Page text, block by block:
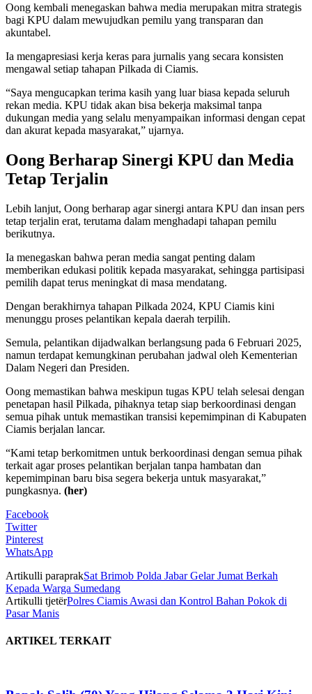
Oong kembali menegaskan bahwa media merupakan mitra strategis
bagi KPU dalam mewujudkan pemilu yang transparan dan
akuntabel.
Ia mengapresiasi kerja keras para jurnalis yang secara konsisten
mengawal setiap tahapan Pilkada di Ciamis.
“Saya mengucapkan terima kasih yang luar biasa kepada seluruh
rekan media. KPU tidak akan bisa bekerja maksimal tanpa
dukungan media yang selalu menyampaikan informasi dengan cepat
dan akurat kepada masyarakat,” ujarnya.
Oong Berharap Sinergi KPU dan Media
Tetap Terjalin
Lebih lanjut, Oong berharap agar sinergi antara KPU dan insan pers
tetap terjalin erat, terutama dalam menghadapi tahapan pemilu
berikutnya.
Ia menegaskan bahwa peran media sangat penting dalam
memberikan edukasi politik kepada masyarakat, sehingga partisipasi
pemilih dapat terus meningkat di masa mendatang.
Dengan berakhirnya tahapan Pilkada 2024, KPU Ciamis kini
menunggu proses pelantikan kepala daerah terpilih.
Semula, pelantikan dijadwalkan berlangsung pada 6 Februari 2025,
namun terdapat kemungkinan perubahan jadwal oleh Kementerian
Dalam Negeri dan Presiden.
Oong memastikan bahwa meskipun tugas KPU telah selesai dengan
penetapan hasil Pilkada, pihaknya tetap siap berkoordinasi dengan
semua pihak untuk memastikan transisi kepemimpinan di Kabupaten
Ciamis berjalan lancar.
“Kami tetap berkomitmen untuk berkoordinasi dengan semua pihak
terkait agar proses pelantikan berjalan tanpa hambatan dan
kepemimpinan baru bisa segera bekerja untuk masyarakat,”
pungkasnya. (her)
Facebook
Twitter
Pinterest
WhatsApp
Artikulli paraprakSat Brimob Polda Jabar Gelar Jumat Berkah
Kepada Warga Sumedang
Artikulli tjetërPolres Ciamis Awasi dan Kontrol Bahan Pokok di
Pasar Manis
ARTIKEL TERKAIT